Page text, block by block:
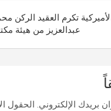
تكرم العقيد الركن
عبدالعزيز من هيئة
بريدك الإلكتروني. الحقول